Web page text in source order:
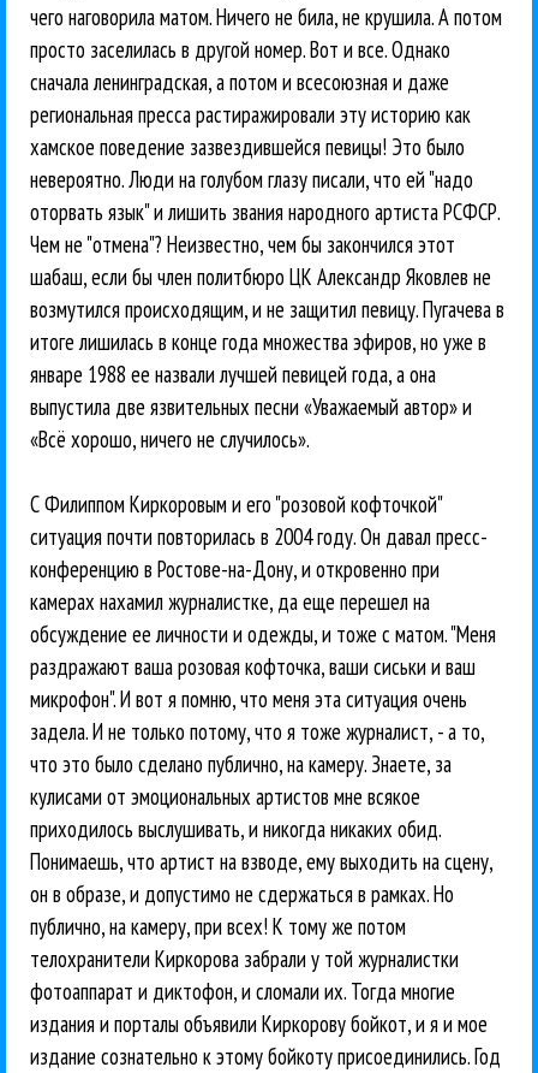
чего наговорила матом. Ничего не била, не крушила. А потом
просто заселилась в другой номер. Вот и все. Однако
сначала ленинградская, а потом и всесоюзная и даже
региональная пресса растиражировали эту историю как
хамское поведение зазвездившейся певицы! Это было
невероятно. Люди на голубом глазу писали, что ей "надо
оторвать язык" и лишить звания народного артиста РСФСР.
Чем не "отмена"? Неизвестно, чем бы закончился этот
шабаш, если бы член политбюро ЦК Александр Яковлев не
возмутился происходящим, и не защитил певицу. Пугачева в
итоге лишилась в конце года множества эфиров, но уже в
январе 1988 ее назвали лучшей певицей года, а она
выпустила две язвительных песни «Уважаемый автор» и
«Всё хорошо, ничего не случилось».
С Филиппом Киркоровым и его "розовой кофточкой"
ситуация почти повторилась в 2004 году. Он давал пресс-
конференцию в Ростове-на-Дону, и откровенно при
камерах нахамил журналистке, да еще перешел на
обсуждение ее личности и одежды, и тоже с матом. "Меня
раздражают ваша розовая кофточка, ваши сиськи и ваш
микрофон". И вот я помню, что меня эта ситуация очень
задела. И не только потому, что я тоже журналист, - а то,
что это было сделано публично, на камеру. Знаете, за
кулисами от эмоциональных артистов мне всякое
приходилось выслушивать, и никогда никаких обид.
Понимаешь, что артист на взводе, ему выходить на сцену,
он в образе, и допустимо не сдержаться в рамках. Но
публично, на камеру, при всех! К тому же потом
телохранители Киркорова забрали у той журналистки
фотоаппарат и диктофон, и сломали их. Тогда многие
издания и порталы объявили Киркорову бойкот, и я и мое
издание сознательно к этому бойкоту присоединились. Год